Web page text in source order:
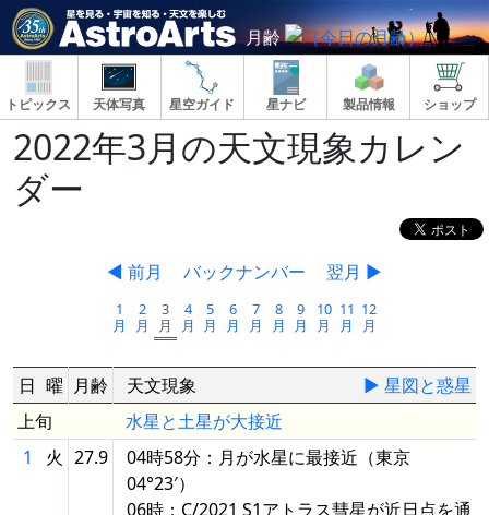
月齢
トピックス 天体写真 星空ガイド 星ナビ 製品情報 ショップ
2022年3月の天文現象カレン
ダー
◀ 前月 バックナンバー 翌月 ▶
1
月
2
月
3
月
4
月
5
月
6
月
7
月
8
月
9
月
10
月
11
月
12
月
日 曜 月齢 天文現象
▶ 星図と惑星
上旬
水星と土星が大接近
1
火 27.9
04時58分：月が水星に最接近（東京
04°23′）
06時：C/2021 S1アトラス彗星が近日点を通